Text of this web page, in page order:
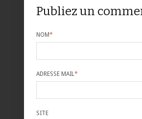
Publiez un
NOM*
ADRESSE MAIL*
SITE